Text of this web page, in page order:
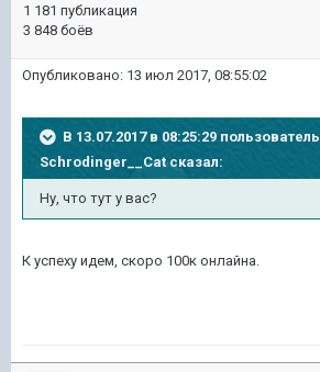
1 181 публикация
3 848 боёв
Опубликовано: 13 июл 2017, 08:55:02
В 13.07.2017 в 08:25:29 пользователь
Schrodinger__Catсказал:
Ну, что тут у вас?
К успеху идем, скоро 100к онлайна.